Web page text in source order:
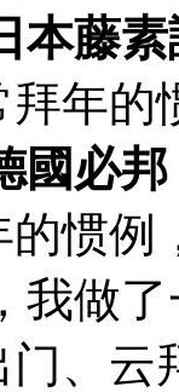
本藤
年
國必邦
惯例
我做
、